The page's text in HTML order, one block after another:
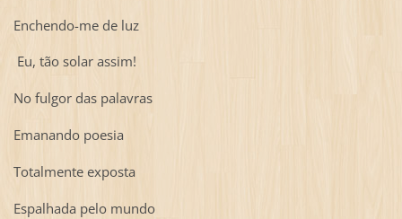
Enchendo-me de luz
Eu, tão solar assim!
No fulgor das palavras
Emanando poesia
Totalmente exposta
Espalhada pelo mundo